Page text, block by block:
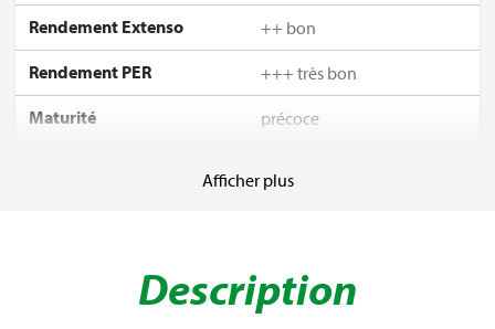
Rendement Extenso
++ bon
Rendement PER
+++ très bon
Maturité
précoce
Année d'admission
2021
Afficher plus
Description